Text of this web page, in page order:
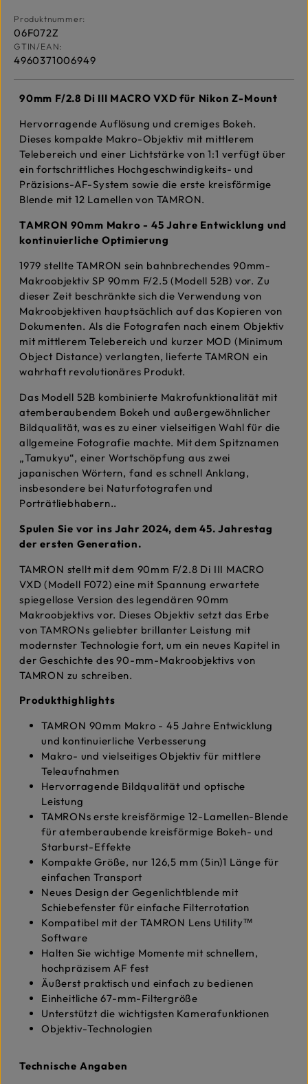
Produktnummer:
06F072Z
GTIN/EAN:
4960371006949
90mm F/2.8 Di III MACRO VXD für Nikon Z-Mount
Hervorragende Auflösung und cremiges Bokeh.
Dieses kompakte Makro-Objektiv mit mittlerem
Telebereich und einer Lichtstärke von 1:1 verfügt über
ein fortschrittliches Hochgeschwindigkeits- und
Präzisions-AF-System sowie die erste kreisförmige
Blende mit 12 Lamellen von TAMRON.
TAMRON 90mm Makro - 45 Jahre Entwicklung und
kontinuierliche Optimierung
1979 stellte TAMRON sein bahnbrechendes 90mm-
Makroobjektiv SP 90mm F/2.5 (Modell 52B) vor. Zu
dieser Zeit beschränkte sich die Verwendung von
Makroobjektiven hauptsächlich auf das Kopieren von
Dokumenten. Als die Fotografen nach einem Objektiv
mit mittlerem Telebereich und kurzer MOD (Minimum
Object Distance) verlangten, lieferte TAMRON ein
wahrhaft revolutionäres Produkt.
Das Modell 52B kombinierte Makrofunktionalität mit
atemberaubendem Bokeh und außergewöhnlicher
Bildqualität, was es zu einer vielseitigen Wahl für die
allgemeine Fotografie machte. Mit dem Spitznamen
„Tamukyu“, einer Wortschöpfung aus zwei
japanischen Wörtern, fand es schnell Anklang,
insbesondere bei Naturfotografen und
Porträtliebhabern..
Spulen Sie vor ins Jahr 2024, dem 45. Jahrestag
der ersten Generation.
TAMRON stellt mit dem 90mm F/2.8 Di III MACRO
VXD (Modell F072) eine mit Spannung erwartete
spiegellose Version des legendären 90mm
Makroobjektivs vor. Dieses Objektiv setzt das Erbe
von TAMRONs geliebter brillanter Leistung mit
modernster Technologie fort, um ein neues Kapitel in
der Geschichte des 90-mm-Makroobjektivs von
TAMRON zu schreiben.
Produkthighlights
TAMRON 90mm Makro - 45 Jahre Entwicklung
und kontinuierliche Verbesserung
Makro- und vielseitiges Objektiv für mittlere
Teleaufnahmen
Hervorragende Bildqualität und optische
Leistung
TAMRONs erste kreisförmige 12-Lamellen-Blende
für atemberaubende kreisförmige Bokeh- und
Starburst-Effekte
Kompakte Größe, nur 126,5 mm (5in)1 Länge für
einfachen Transport
Neues Design der Gegenlichtblende mit
Schiebefenster für einfache Filterrotation
Kompatibel mit der TAMRON Lens Utility™
Software
Halten Sie wichtige Momente mit schnellem,
hochpräzisem AF fest
Äußerst praktisch und einfach zu bedienen
Einheitliche 67-mm-Filtergröße
Unterstützt die wichtigsten Kamerafunktionen
Objektiv-Technologien
Technische Angaben